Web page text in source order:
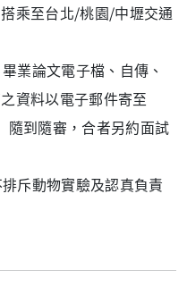
乘至台北/桃園/中壢交通
業論文電子檔、自傳、
資料以電子郵件寄至
到隨審，合者另約面試
斥動物實驗及認真負責